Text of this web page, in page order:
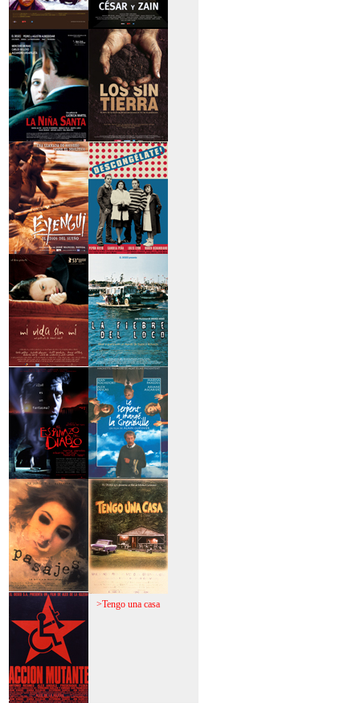
>Caravan >César y Zain
>La niña santa >Los sin tierra
>Eyengui, El Dios
del sueño
>Mi vida sin mi >La fiebre del loco
>El espinazo del
diablo
>A trabajar!
>Pasajes >Tengo una casa